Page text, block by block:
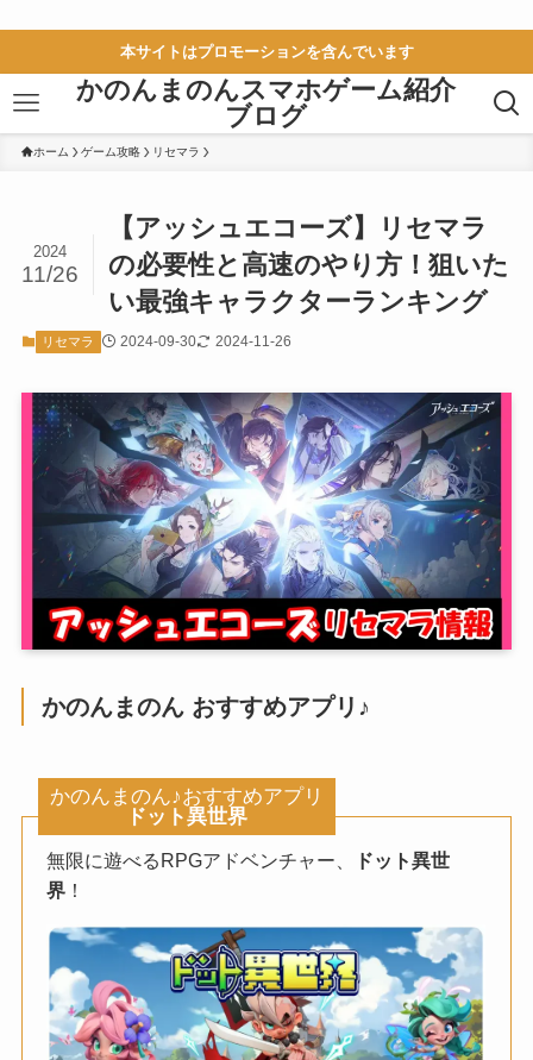
本サイトはプロモーションを含んでいます
かのんまのんスマホゲーム紹介
ブログ
ホーム ゲーム攻略 リセマラ
【アッシュエコーズ】リセマラ
の必要性と高速のやり方！狙いた
い最強キャラクターランキング
2024
11/26
リセマラ 2024-09-30 2024-11-26
かのんまのん おすすめアプリ♪
かのんまのん♪おすすめアプリ
ドット異世界
無限に遊べるRPGアドベンチャー、
ドット異世
界 ！